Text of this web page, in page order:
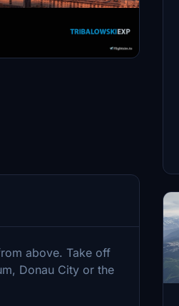
above. Take off
Donau City or the